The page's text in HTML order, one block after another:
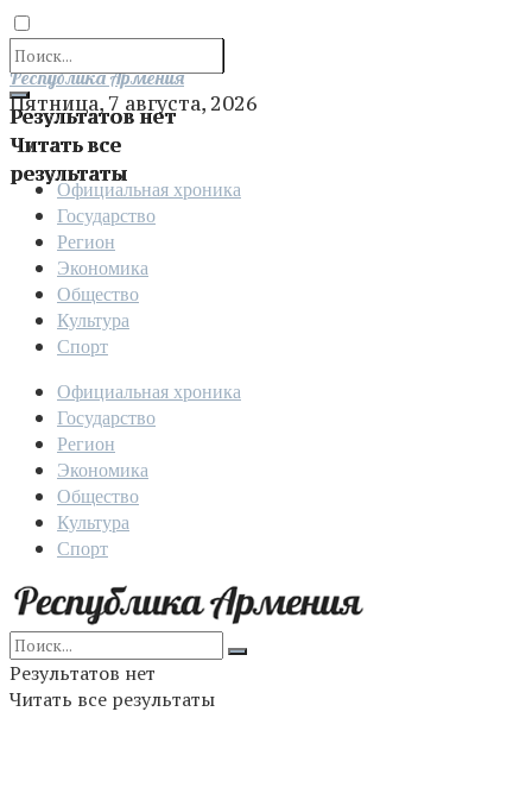
Результатов нет
Читать все
результаты
Отправить
Республика Армения
Пятница, 7 августа, 2026
Официальная хроника
Государство
Регион
Экономика
Общество
Культура
Спорт
Официальная хроника
Государство
Регион
Экономика
Общество
Культура
Спорт
Результатов нет
Читать все результаты